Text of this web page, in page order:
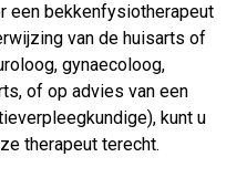
een bekkenfysiotherapeut
van de huisarts of
gynaecoloog,
of op advies van een
kunt u
therapeut terecht.